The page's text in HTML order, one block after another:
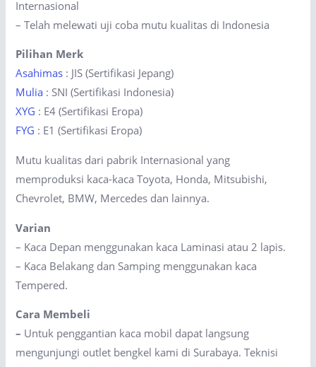
Internasional
– Telah melewati uji coba mutu kualitas di Indonesia
Pilihan Merk
Asahimas : JIS (Sertifikasi Jepang)
Mulia : SNI (Sertifikasi Indonesia)
XYG : E4 (Sertifikasi Eropa)
FYG : E1 (Sertifikasi Eropa)
Mutu kualitas dari pabrik Internasional yang
memproduksi kaca-kaca Toyota, Honda, Mitsubishi,
Chevrolet, BMW, Mercedes dan lainnya.
Varian
– Kaca Depan menggunakan kaca Laminasi atau 2 lapis.
– Kaca Belakang dan Samping menggunakan kaca
Tempered.
Cara Membeli
– Untuk penggantian kaca mobil dapat langsung
mengunjungi outlet bengkel kami di Surabaya. Teknisi